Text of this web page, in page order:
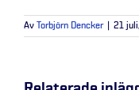
Av Torbjörn Dencker 21